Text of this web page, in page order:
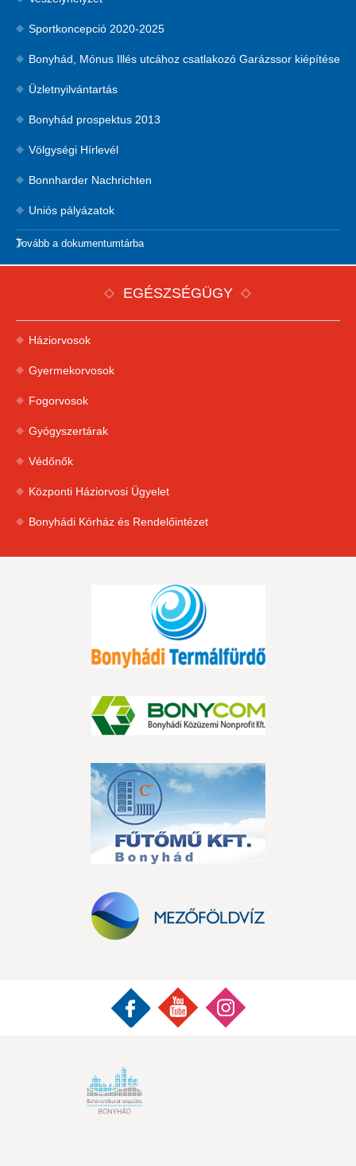
Sportkoncepció 2020-2025
Bonyhád, Mónus Illés utcához csatlakozó Garázssor kiépítése
Üzletnyilvántartás
Bonyhád prospektus 2013
Völgységi Hírlevél
Bonnharder Nachrichten
Uniós pályázatok
Tovább a dokumentumtárba
EGÉSZSÉGÜGY
Háziorvosok
Gyermekorvosok
Fogorvosok
Gyógyszertárak
Védőnők
Központi Háziorvosi Ügyelet
Bonyhádi Kórház és Rendelőintézet